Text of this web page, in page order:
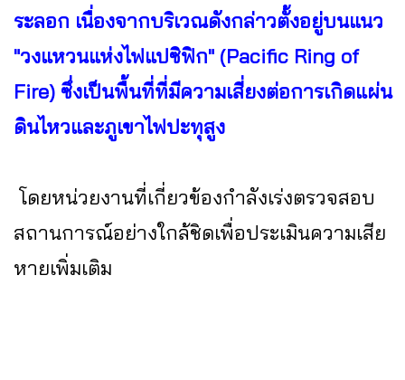
ระลอก เนื่องจากบริเวณดังกล่าวตั้งอยู่บนแนว
"วงแหวนแห่งไฟแปซิฟิก" (Pacific Ring of
Fire) ซึ่งเป็นพื้นที่ที่มีความเสี่ยงต่อการเกิดแผ่น
ดินไหวและภูเขาไฟปะทุสูง
โดยหน่วยงานที่เกี่ยวข้องกำลังเร่งตรวจสอบ
สถานการณ์อย่างใกล้ชิดเพื่อประเมินความเสีย
หายเพิ่มเติม